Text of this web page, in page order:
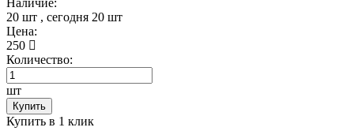
20 шт , сегодня 20 шт
Цена:
250
Количество:
шт
Купить
Купить в 1 клик